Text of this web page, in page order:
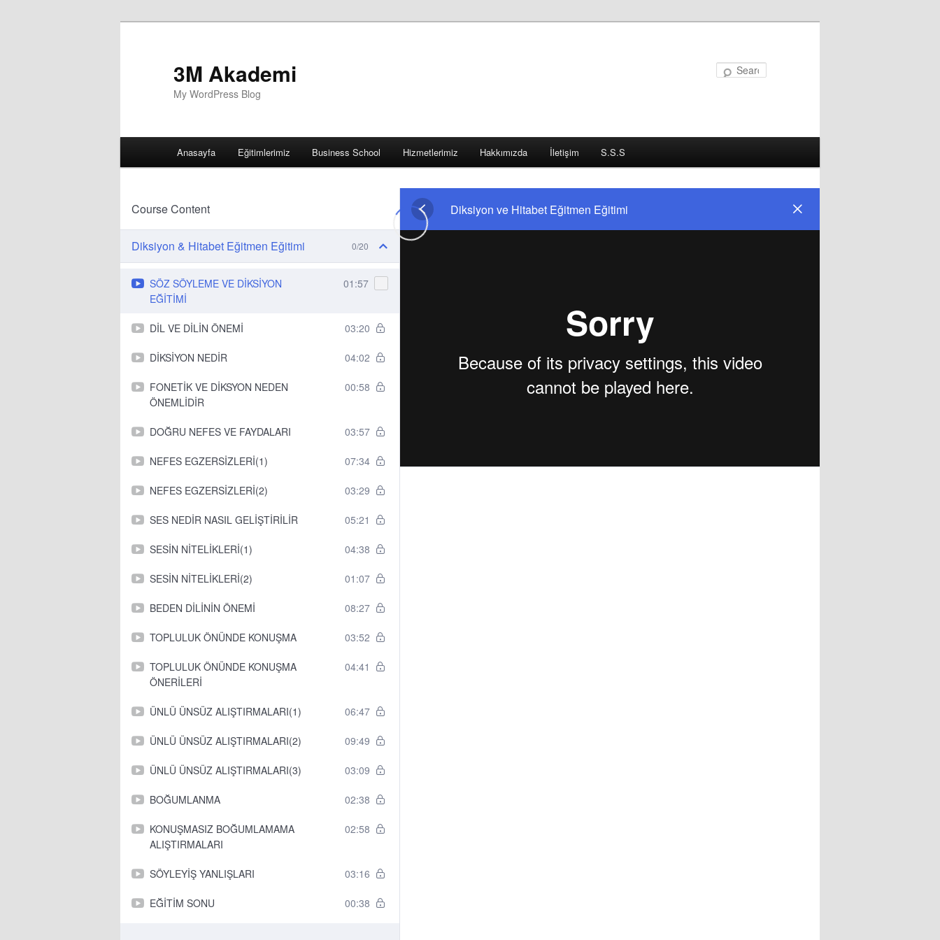
3M Akademi
My WordPress Blog
Anasayfa Eğitimlerimiz Business School Hizmetlerimiz Hakkımızda İletişim S.S.S
Course Content
Diksiyon & Hitabet Eğitmen Eğitimi 0/20
SÖZ SÖYLEME VE DİKSİYON
EĞİTİMİ
01:57
DİL VE DİLİN ÖNEMİ 03:20
DİKSİYON NEDİR 04:02
FONETİK VE DİKSYON NEDEN
ÖNEMLİDİR
00:58
DOĞRU NEFES VE FAYDALARI 03:57
NEFES EGZERSİZLERİ(1) 07:34
NEFES EGZERSİZLERİ(2) 03:29
SES NEDİR NASIL GELİŞTİRİLİR 05:21
SESİN NİTELİKLERİ(1) 04:38
SESİN NİTELİKLERİ(2) 01:07
BEDEN DİLİNİN ÖNEMİ 08:27
TOPLULUK ÖNÜNDE KONUŞMA 03:52
TOPLULUK ÖNÜNDE KONUŞMA
ÖNERİLERİ
04:41
ÜNLÜ ÜNSÜZ ALIŞTIRMALARI(1) 06:47
ÜNLÜ ÜNSÜZ ALIŞTIRMALARI(2) 09:49
ÜNLÜ ÜNSÜZ ALIŞTIRMALARI(3) 03:09
BOĞUMLANMA 02:38
KONUŞMASIZ BOĞUMLAMAMA
ALIŞTIRMALARI
02:58
SÖYLEYİŞ YANLIŞLARI 03:16
EĞİTİM SONU 00:38
Diksiyon ve Hitabet Eğitmen Eğitimi